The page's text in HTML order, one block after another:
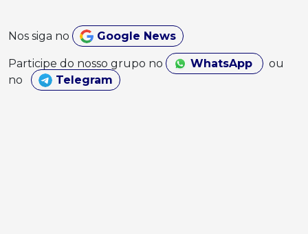
Nos siga no Google News
Participe do nosso grupo no WhatsApp
ou
no
Telegram